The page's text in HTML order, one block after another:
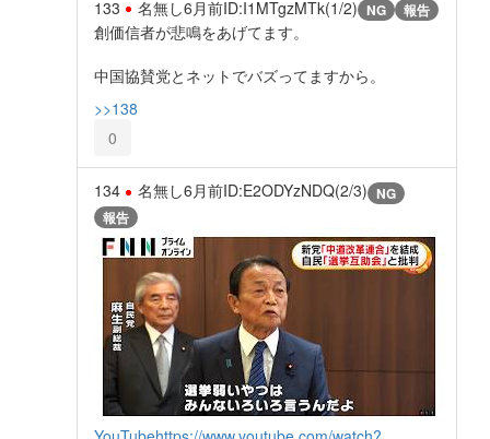
133 名無し6月前ID:I1MTgzMTk(1/2) NG 報告
創価信者が悲鳴をあげてます。
中国協賛党とネットでバズってますから。
>>138
0
134 名無し6月前ID:E2ODYzNDQ(2/3) NG
報告